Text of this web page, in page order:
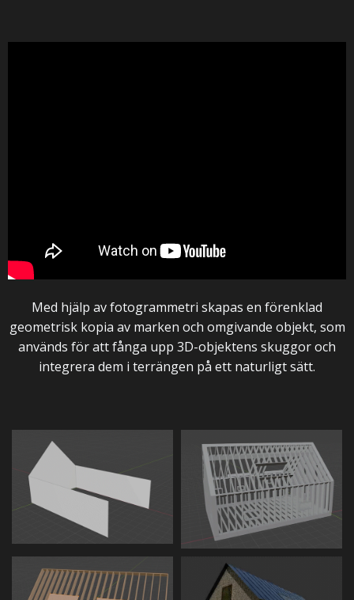
Med hjälp av fotogrammetri skapas en förenklad
geometrisk kopia av marken och omgivande objekt, som
används för att fånga upp 3D-objektens skuggor och
integrera dem i terrängen på ett naturligt sätt.